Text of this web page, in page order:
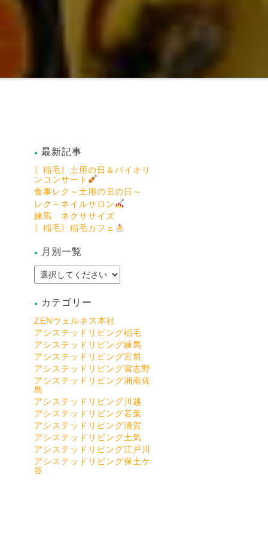
最新記事
〖稲毛〗土用の日＆バイオリ
ンコンサート
食事レク～土用の丑の日～
レク～ネイルサロン
練馬 ネクササイズ
〖稲毛〗稲毛カフェ
月別一覧
カテゴリー
ZENウェルネス本社
アシステッドリビング稲毛
アシステッドリビング練馬
アシステッドリビング宮前
アシステッドリビング習志野
アシステッドリビング湘南佐
島
アシステッドリビング川越
アシステッドリビング若葉
アシステッドリビング浦賀
アシステッドリビング土気
アシステッドリビング江戸川
アシステッドリビング保土ケ
谷